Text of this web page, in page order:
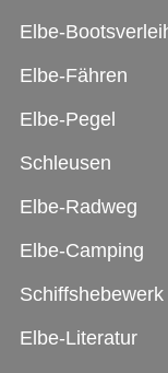
Elbe-
Elbe-Fähren
Elbe-Pegel
Schleusen
Elbe-Radweg
Elbe-Camping
Schiffshebewerk
Elbe-Literatur